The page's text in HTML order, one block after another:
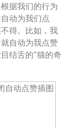
据我们的行为
动为我们点
得。比如，我
自动为我点赞
结舌的“猫的奇